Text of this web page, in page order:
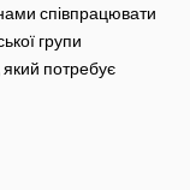
співпрацювати
групи
який потребує